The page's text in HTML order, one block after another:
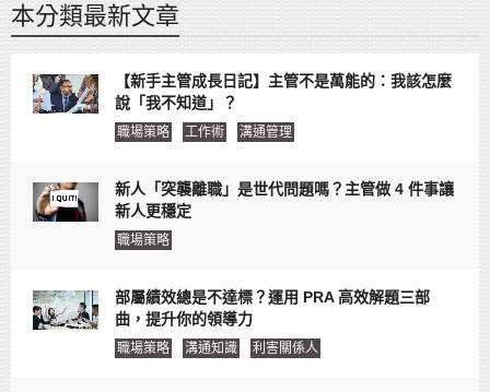
本分類最新文章
【新手主管成長日記】主管不是萬能的：我該怎麼
說「我不知道」？
職場策略 工作術 溝通管理
新人「突襲離職」是世代問題嗎？主管做 4 件事讓
新人更穩定
職場策略
部屬績效總是不達標？運用 PRA 高效解題三部
曲，提升你的領導力
職場策略 溝通知識 利害關係人